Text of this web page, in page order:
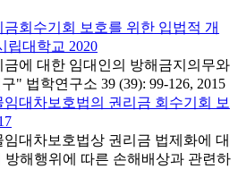
회수기회 보호를 위한 입법적 개
립대학교 2020
에 대한 임대인의 방해금지의무와
" 법학연구소 39 (39): 99-126, 2015
대차보호법의 권리금 회수기회 보
대차보호법상 권리금 법제화에 대
방해행위에 따른 손해배상과 관련하